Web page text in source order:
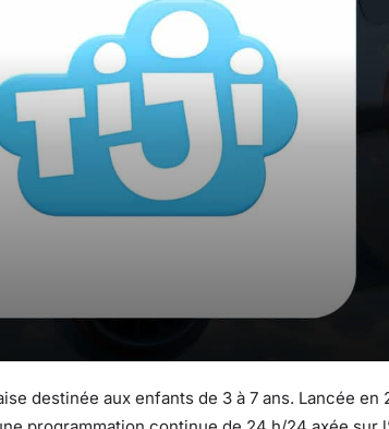
destinée aux enfants de 3 à 7 ans. Lancée en